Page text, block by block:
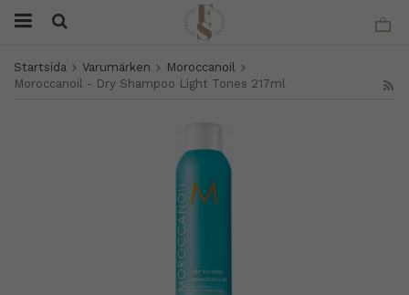
Startsida Varumärken
Moroccanoil
Moroccanoil - Dry Shampoo Light Tones 217ml